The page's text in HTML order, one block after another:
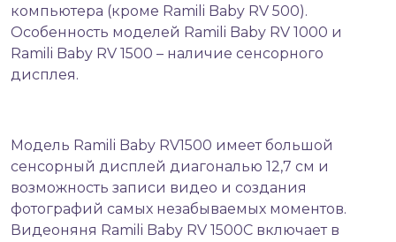
компьютера (кроме Ramili Baby RV 500).
Особенность моделей Ramili Baby RV 1000 и
Ramili Baby RV 1500 – наличие сенсорного
дисплея.
Модель Ramili Baby RV1500 имеет большой
сенсорный дисплей диагональю 12,7 см и
возможность записи видео и создания
фотографий самых незабываемых моментов.
Видеоняня Ramili Baby RV 1500C включает в